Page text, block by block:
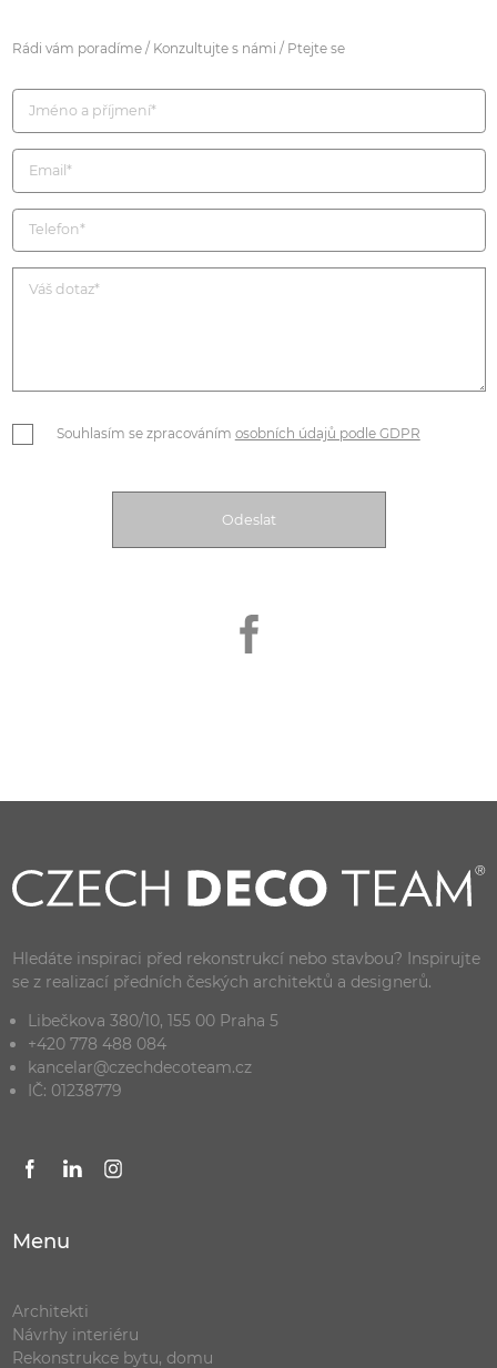
Rádi vám poradíme / Konzultujte s námi / Ptejte se
Souhlasím se zpracováním osobních údajů podle GDPR
Hledáte inspiraci před rekonstrukcí nebo stavbou? Inspirujte
se z realizací předních českých architektů a designerů.
Libečkova 380/10, 155 00 Praha 5
+420 778 488 084
kancelar@czechdecoteam.cz
IČ: 01238779
Menu
Architekti
Návrhy interiéru
Rekonstrukce bytu, domu